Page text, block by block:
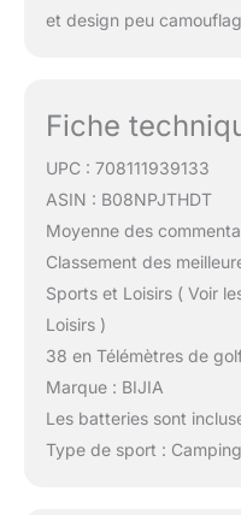
et design peu
Fiche
UPC : 708111939133
ASIN : B08NPJTHDT
Moyenne des
Classement des
Sports et Loisirs ( Voir
Loisirs )
38 en Télémètres de
Marque : BIJIA
Les batteries sont
Type de sport :